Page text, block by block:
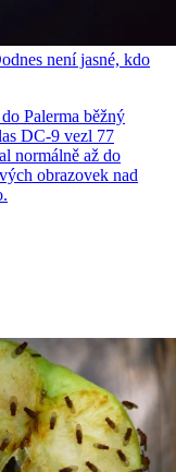
není jasné, kdo
Palerma běžný
DC-9 vezl 77
normálně až do
obrazovek nad